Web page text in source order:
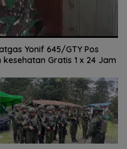
Yonif 645/GTY Pos
Gratis 1 x 24 Jam